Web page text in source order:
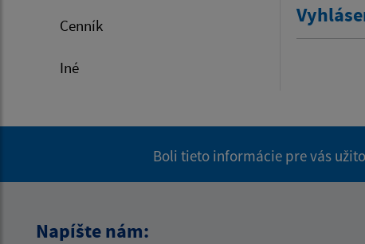
Cenník
Iné
Boli tieto informácie pre vás
Napíšte nám: